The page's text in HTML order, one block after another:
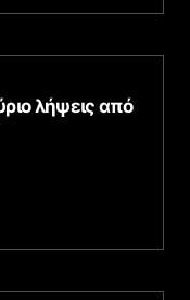
λήψεις από